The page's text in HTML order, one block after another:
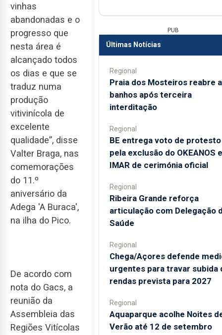
vinhas
abandonadas e o
progresso que
nesta área é
alcançado todos
os dias e que se
traduz numa
produção
vitivinícola de
excelente
qualidade”, disse
Valter Braga, nas
comemorações
do 11.º
aniversário da
Adega 'A Buraca',
na ilha do Pico.
De acordo com
nota do Gacs, a
reunião da
Assembleia das
Regiões Vitícolas
PUB
Últimas Notícias
Regional
Praia dos Mosteiros reabre a
banhos após terceira
interditação
Regional
BE entrega voto de protesto
pela exclusão do OKEANOS e
IMAR de cerimónia oficial
Regional
Ribeira Grande reforça
articulação com Delegação
Saúde
Regional
Chega/Açores defende
urgentes para travar subida
rendas prevista para 2027
Regional
Aquaparque acolhe Noites
Verão até 12 de setembro